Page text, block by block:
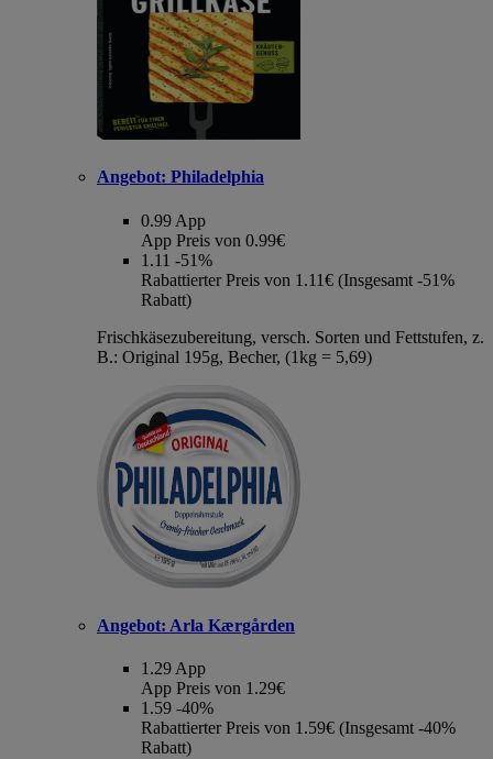
Angebot: Philadelphia
0.99 App
App Preis von 0.99€
1.11 -51%
Rabattierter Preis von 1.11€ (Insgesamt -51%
Rabatt)
Frischkäsezubereitung, versch. Sorten und Fettstufen, z.
B.: Original 195g, Becher, (1kg = 5,69)
Angebot: Arla Kærgården
1.29 App
App Preis von 1.29€
1.59 -40%
Rabattierter Preis von 1.59€ (Insgesamt -40%
Rabatt)